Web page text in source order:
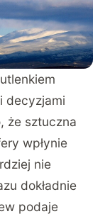
decyzjami
że sztuczna
wpłynie
nie
dokładnie
podaje